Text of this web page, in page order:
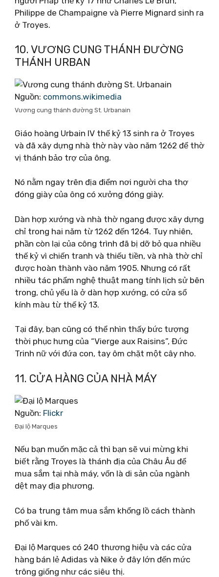
Philippe de Champaigne và Pierre Mignard sinh ra
ở Troyes.
10. VƯƠNG CUNG THÁNH ĐƯỜNG
THÁNH URBAN
Nguồn: commons.wikimedia
Vương cung thánh đường St. Urbanain
Giáo hoàng Urbain IV thế kỷ 13 sinh ra ở Troyes
và đã xây dựng nhà thờ này vào năm 1262 để thờ
vị thánh bảo trợ của ông.
Nó nằm ngay trên địa điểm nơi người cha thợ
đóng giày của ông có xưởng đóng giày.
Dàn hợp xướng và nhà thờ ngang được xây dựng
chỉ trong hai năm từ 1262 đến 1264. Tuy nhiên,
phần còn lại của công trình đã bị dỡ bỏ qua nhiều
thế kỷ vì chiến tranh và thiếu tiền, và nhà thờ chỉ
được hoàn thành vào năm 1905. Nhưng có rất
nhiều tác phẩm nghệ thuật mang tính lịch sử bên
trong, chủ yếu là ở dàn hợp xướng, có cửa sổ
kính màu từ thế kỷ 13.
Tại đây, bạn cũng có thể nhìn thấy bức tượng
thời phục hưng của “Vierge aux Raisins”, Đức
Trinh nữ với đứa con, tay ôm chặt một cây nho.
11. CỬA HÀNG CỦA NHÀ MÁY
Nguồn: Flickr
Đại lộ Marques
Nếu bạn muốn mặc cả thì bạn sẽ vui mừng khi
biết rằng Troyes là thánh địa của Châu Âu để
mua sắm tại nhà máy, vốn là di sản của ngành
dệt may địa phương.
Có ba trung tâm mua sắm khổng lồ cách thành
phố vài km.
Đại lộ Marques có 240 thương hiệu và các cửa
hàng bán lẻ Adidas và Nike ở đây lớn đến mức
trông giống như các siêu thị.